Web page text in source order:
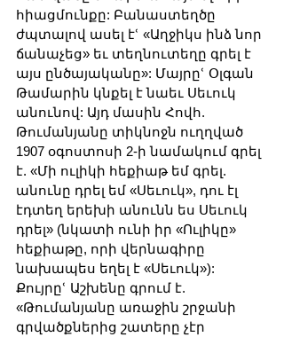
հիացմունքը: Բանաստեղծը
ժպտալով ասել էՙ «Աղջիկս ինձ նոր
ճանաչեց» եւ տեղնուտեղը գրել է
այս ընծայականը»: Մայրըՙ Օլգան
Թամարին կնքել է նաեւ Սեւուկ
անունով: Այդ մասին Հովհ.
Թումանյանը տիկնոջն ուղղված
1907 օգոստոսի 2-ի նամակում գրել
է. «Մի ուլիկի հեքիաթ եմ գրել.
անունը դրել եմ «Սեւուկ», դու էլ
էդտեղ երեխի անունն ես Սեւուկ
դրել» (նկատի ունի իր «Ուլիկը»
հեքիաթը, որի վերնագիրը
նախապես եղել է «Սեւուկ»):
Քույրըՙ Աշխենը գրում է.
«Թումանյանը առաջին շրջանի
գրվածքներից շատերը չէր